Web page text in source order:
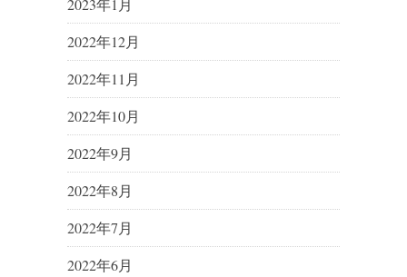
2023年1月
2022年12月
2022年11月
2022年10月
2022年9月
2022年8月
2022年7月
2022年6月